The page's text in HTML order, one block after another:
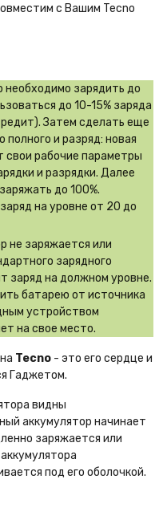
с Вашим Tecno
необходимо зарядить до
до 10-15% заряда
Затем сделать еще
полного и разряд: новая
свои рабочие параметры
и разрядки. Далее
до 100%.
на уровне от 20 до
не заряжается или
зарядного
заряд на должном уровне.
батарею от источника
устройством
на свое место.
Tecno - это его сердце и
Гаджетом.
видны
аккумулятор начинает
заряжается или
под его оболочкой.